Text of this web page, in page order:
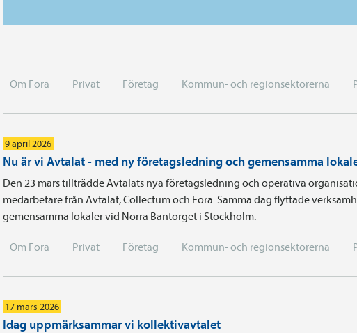
Om Fora Privat Företag Kommun- och regionsektorerna
9 april 2026
Nu är vi Avtalat - med ny företagsledning och gemensamma
Den 23 mars tillträdde Avtalats nya företagsledning och operativa
medarbetare från Avtalat, Collectum och Fora. Samma dag flyttade
gemensamma lokaler vid Norra Bantorget i Stockholm.
Om Fora Privat Företag Kommun- och regionsektorerna
17 mars 2026
Idag uppmärksammar vi kollektivavtalet